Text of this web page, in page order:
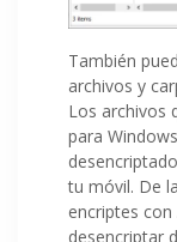
También
archivos y
Los archivos
para
tu móvil. De
encriptes
desencriptar